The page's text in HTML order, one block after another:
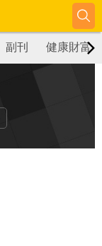
副刊 健康財富